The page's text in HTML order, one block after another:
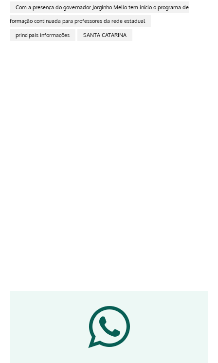
Com a presença do governador Jorginho Mello tem início o programa de
formação continuada para professores da rede estadual
principais informações SANTA CATARINA